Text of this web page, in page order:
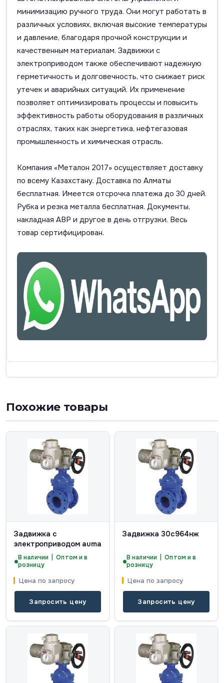
минимизацию ручного труда. Они могут работать в
различных условиях, включая высокие температуры
и давление, благодаря прочной конструкции и
качественным материалам. Задвижки с
электроприводом также обеспечивают надежную
герметичность и долговечность, что снижает риск
утечек и аварийных ситуаций. Их применение
позволяет оптимизировать процессы и повысить
эффективность работы оборудования в различных
отраслях, таких как энергетика, нефтегазовая
промышленность и химическая отрасль.
Компания «Металон 2017» осуществляет доставку
по всему Казахстану. Доставка по Алматы
бесплатная. Имеется отсрочка платежа до 30 дней.
Рубка и резка металла бесплатная. Документы,
накладная АВР и другое в день отгрузки. Весь
товар сертифицирован.
Похожие товары
Задвижка с
электроприводом auma
В наличии | Оптом и в
розницу
Цена по запросу
Запросить цену
Задвижка 30с964нж
В наличии | Оптом и в
розницу
Цена по запросу
Запросить цену